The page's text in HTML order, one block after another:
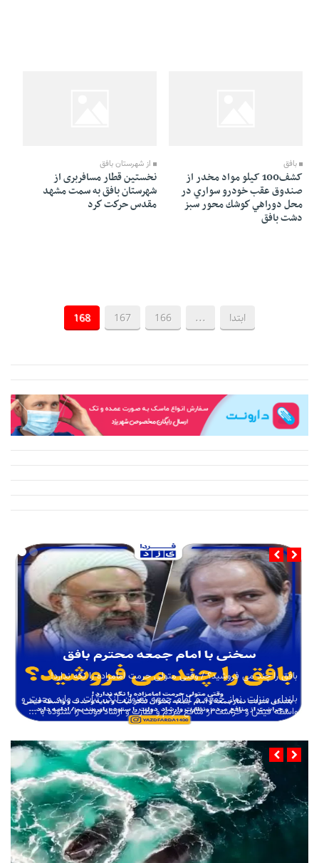
بافق
کشف100 کيلو مواد مخدر از
صندوق عقب خودرو سواري در
محل دوراهي كوشك محور سبز
دشت بافق
از شهرستان بافق
نخستين قطار مسافربری از
شهرستان بافق به سمت مشهد
مقدس حركت كرد
ابتدا ...
166
167
168
بافق را چند می فروشید؟ / وقتی متولی حرمت امامزاده را نگه ندارد!
بلندای منزلت نماز جمعه و امام جمعه بعنوان لنگر ثبات و مایه وحدت و
واسطه فیض و حراست از منافع مردم و نظارت و ارشاد دولت را ستوده با ...